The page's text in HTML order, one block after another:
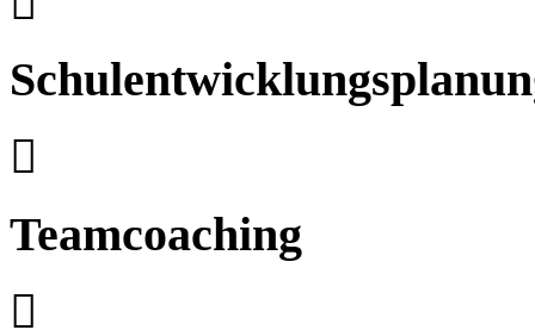
Teamcoaching